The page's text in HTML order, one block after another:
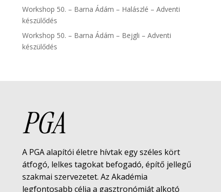
Workshop 50. – Barna Ádám – Halászlé – Adventi
készülődés
Workshop 50. – Barna Ádám – Bejgli – Adventi
készülődés
PGA
A PGA alapítói életre hívtak egy széles kört
átfogó, lelkes tagokat befogadó, építő jellegű
szakmai szervezetet. Az Akadémia
legfontosabb célja a gasztronómiát alkotó